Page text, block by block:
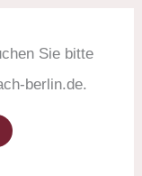
Sie bitte
berlin.de.